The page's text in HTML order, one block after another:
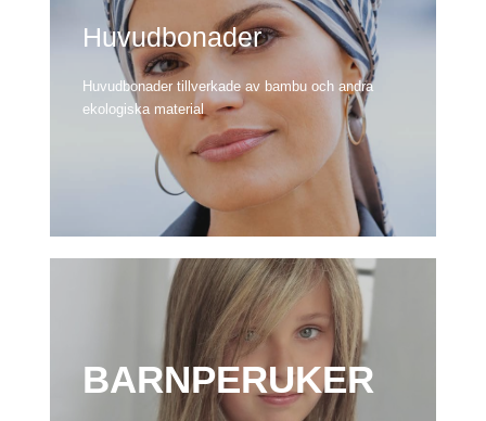
Huvudbonader
Huvudbonader tillverkade av bambu och andra
ekologiska material
BARNPERUKER